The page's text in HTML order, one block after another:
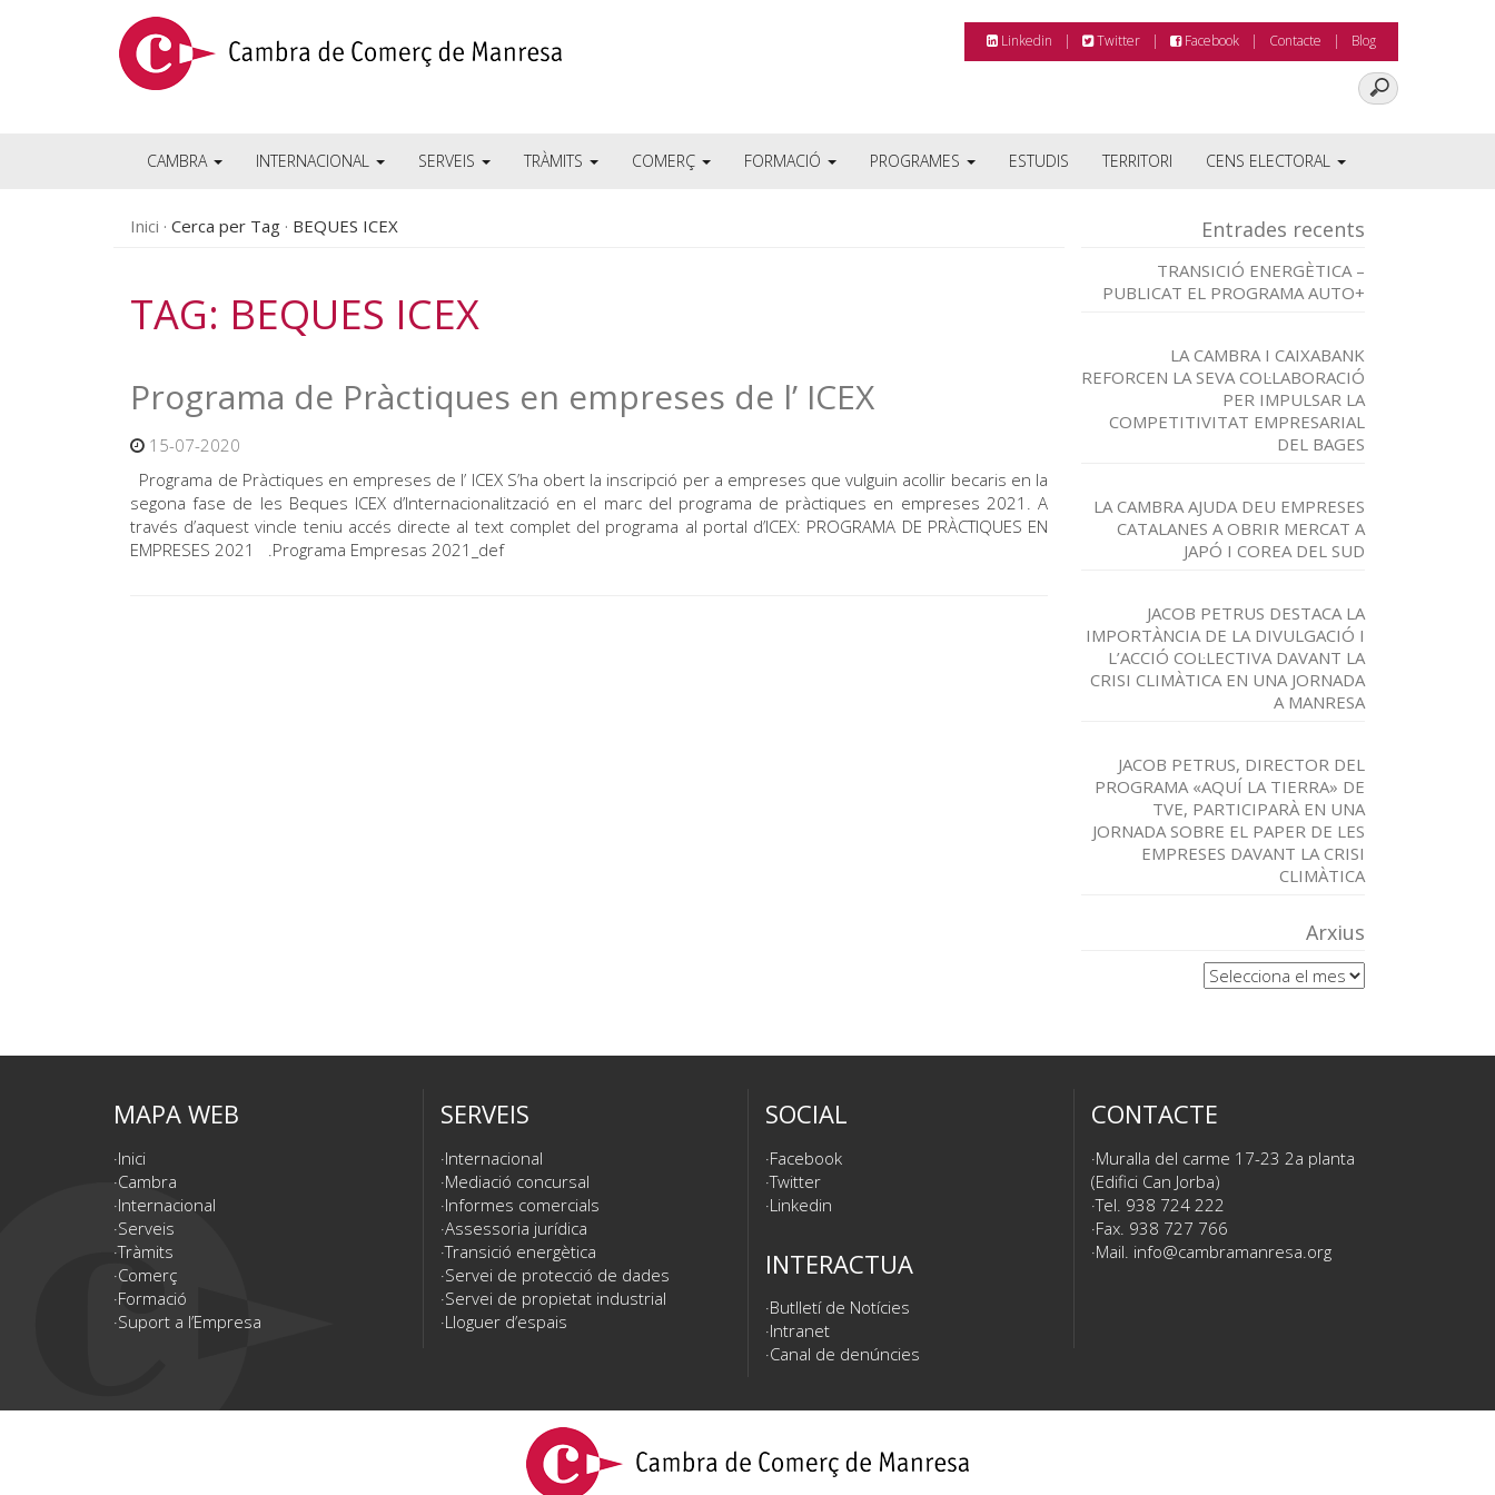
Linkedin Twitter Facebook Contacte Blog
CAMBRA INTERNACIONAL SERVEIS TRÀMITS COMERÇ FORMACIÓ PROGRAMES ESTUDIS TERRITORI CENS ELECTORAL
Inici Cerca per Tag BEQUES ICEX
TAG: BEQUES ICEX
Programa de Pràctiques en empreses de l’ ICEX
15-07-2020
Programa de Pràctiques en empreses de l’ ICEX S’ha obert la inscripció per a empreses que vulguin acollir becaris en la
segona fase de les Beques ICEX d’Internacionalització en el marc del programa de pràctiques en empreses 2021. A
través d’aquest vincle teniu accés directe al text complet del programa al portal d’ICEX: PROGRAMA DE PRÀCTIQUES EN
EMPRESES 2021 .Programa Empresas 2021_def
Entrades recents
TRANSICIÓ ENERGÈTICA –
PUBLICAT EL PROGRAMA AUTO+
LA CAMBRA I CAIXABANK
REFORCEN LA SEVA COL·LABORACIÓ
PER IMPULSAR LA
COMPETITIVITAT EMPRESARIAL
DEL BAGES
LA CAMBRA AJUDA DEU EMPRESES
CATALANES A OBRIR MERCAT A
JAPÓ I COREA DEL SUD
JACOB PETRUS DESTACA LA
IMPORTÀNCIA DE LA DIVULGACIÓ I
L’ACCIÓ COL·LECTIVA DAVANT LA
CRISI CLIMÀTICA EN UNA JORNADA
A MANRESA
JACOB PETRUS, DIRECTOR DEL
PROGRAMA «AQUÍ LA TIERRA» DE
TVE, PARTICIPARÀ EN UNA
JORNADA SOBRE EL PAPER DE LES
EMPRESES DAVANT LA CRISI
CLIMÀTICA
Arxius
Arxius
MAPA WEB
Inici
Cambra
Internacional
Serveis
Tràmits
Comerç
Formació
Suport a l’Empresa
SERVEIS
Internacional
Mediació concursal
Informes comercials
Assessoria jurídica
Transició energètica
Servei de protecció de dades
Servei de propietat industrial
Lloguer d’espais
SOCIAL
Facebook
Twitter
Linkedin
INTERACTUA
Butlletí de Notícies
Intranet
Canal de denúncies
CONTACTE
Muralla del carme 17-23 2a planta
(Edifici Can Jorba)
Tel. 938 724 222
Fax. 938 727 766
Mail. info@cambramanresa.org